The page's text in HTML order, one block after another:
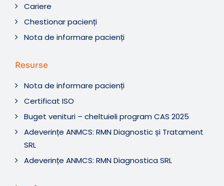
Cariere
Chestionar pacienți
Nota de informare pacienți
Resurse
Nota de informare pacienți
Certificat ISO
Buget venituri – cheltuieli program CAS 2025
Adeverințe ANMCS: RMN Diagnostic și Tratament
SRL
Adeverințe ANMCS: RMN Diagnostica SRL